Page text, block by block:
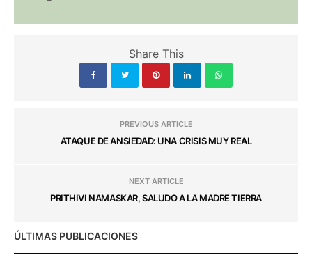
Share This
PREVIOUS ARTICLE
ATAQUE DE ANSIEDAD: UNA CRISIS MUY REAL
NEXT ARTICLE
PRITHIVI NAMASKAR, SALUDO A LA MADRE TIERRA
ÚLTIMAS PUBLICACIONES